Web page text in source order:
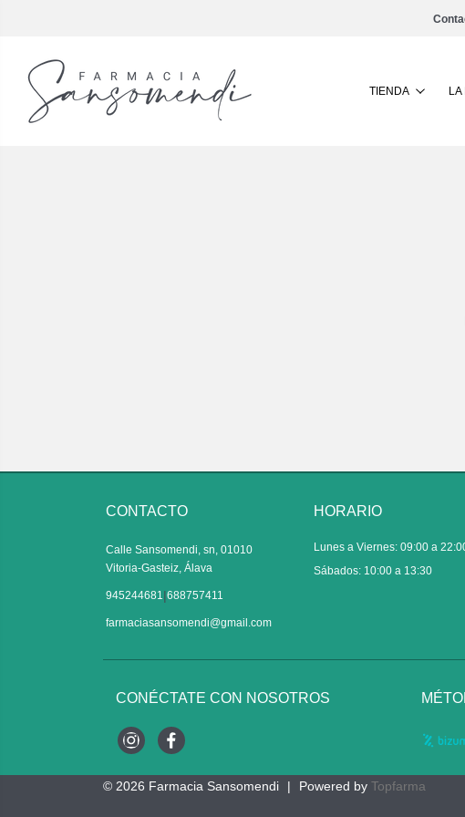
TIENDA LA
CONTACTO
Calle Sansomendi, sn, 01010
Vitoria-Gasteiz, Álava
945244681|688757411
farmaciasansomendi@gmail.com
HORARIO
Lunes a Viernes: 09:00 a
Sábados: 10:00 a 13:30
CONÉCTATE CON NOSOTROS
InstagramFacebook
© 2026 Farmacia Sansomendi | Powered by Topfarma